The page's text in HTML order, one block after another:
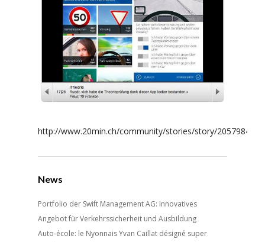
http://www.20min.ch/community/stories/story/20579846
News
Portfolio der Swift Management AG: Innovatives
Angebot für Verkehrssicherheit und Ausbildung
Auto-école: le Nyonnais Yvan Caillat désigné super